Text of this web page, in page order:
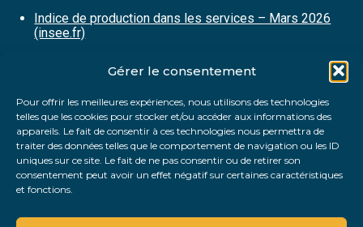
Gérer le consentement
Pour offrir les meilleures expériences, nous utilisons des technologies
telles que les cookies pour stocker et/ou accéder aux informations des
appareils. Le fait de consentir à ces technologies nous permettra de
traiter des données telles que le comportement de navigation ou les ID
uniques sur ce site. Le fait de ne pas consentir ou de retirer son
consentement peut avoir un effet négatif sur certaines caractéristiques
et fonctions.
Indice de production dans les services – Mars 2026
(insee.fr)
FaceBook
TwitterLinkedIn